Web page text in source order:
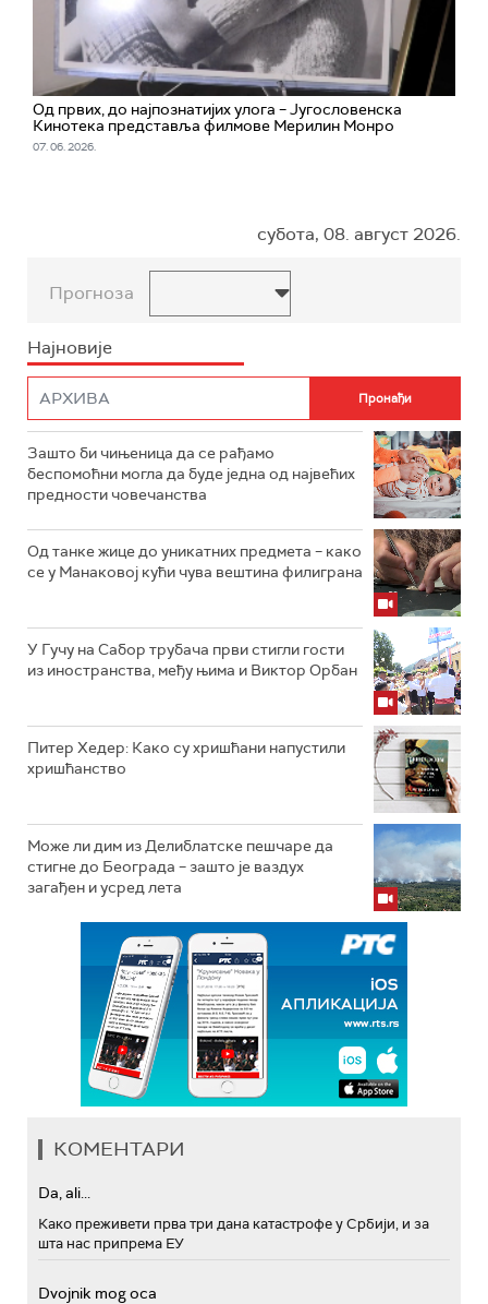
Од првих, до најпознатијих улога – Југословенска
Кинотека представља филмове Мерилин Монро
07. 06. 2026.
субота, 08. август 2026.
Прогноза
Најновије
Зашто би чињеница да се рађамо
беспомоћни могла да буде једна од највећих
предности човечанства
Од танке жице до уникатних предмета – како
се у Манаковој кући чува вештина филиграна
У Гучу на Сабор трубача први стигли гости
из иностранства, међу њима и Виктор Орбан
Питер Хедер: Како су хришћани напустили
хришћанство
Може ли дим из Делиблатске пешчаре да
стигне до Београда – зашто је ваздух
загађен и усред лета
КОМЕНТАРИ
Da, ali...
Како преживети прва три дана катастрофе у Србији, и за
шта нас припрема ЕУ
Dvojnik mog oca